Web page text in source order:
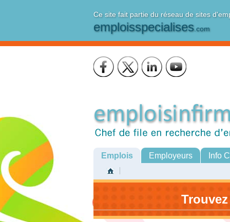
Ce site fait partie du réseau de sites
emploisspecialises.com
Emplois Employeurs Info